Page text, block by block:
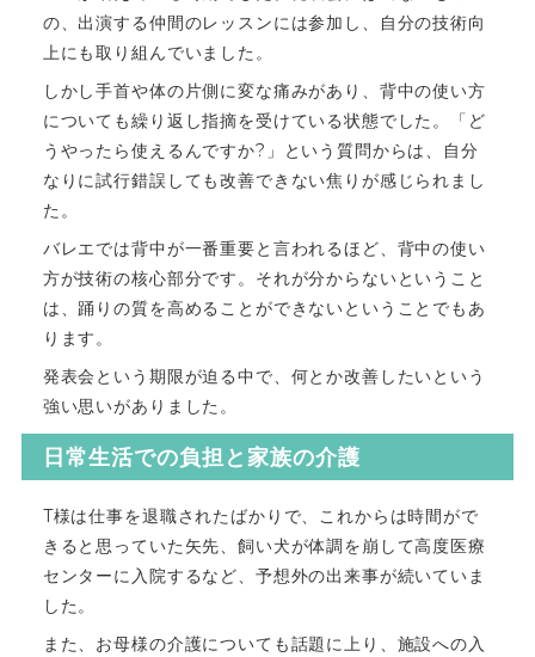
の、出演する仲間のレッスンには参加し、自分の技術向
上にも取り組んでいました。
しかし手首や体の片側に変な痛みがあり、背中の使い方
についても繰り返し指摘を受けている状態でした。「ど
うやったら使えるんですか?」という質問からは、自分
なりに試行錯誤しても改善できない焦りが感じられまし
た。
バレエでは背中が一番重要と言われるほど、背中の使い
方が技術の核心部分です。それが分からないということ
は、踊りの質を高めることができないということでもあ
ります。
発表会という期限が迫る中で、何とか改善したいという
強い思いがありました。
日常生活での負担と家族の介護
T様は仕事を退職されたばかりで、これからは時間がで
きると思っていた矢先、飼い犬が体調を崩して高度医療
センターに入院するなど、予想外の出来事が続いていま
した。
また、お母様の介護についても話題に上り、施設への入